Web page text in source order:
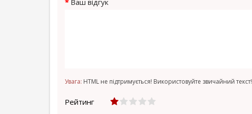
Увага: HTML не підтримується! Використовуйте звичайний текст!
Рейтинг